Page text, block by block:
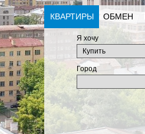
КВАРТИРЫ ОБМЕН
Я хочу
Город